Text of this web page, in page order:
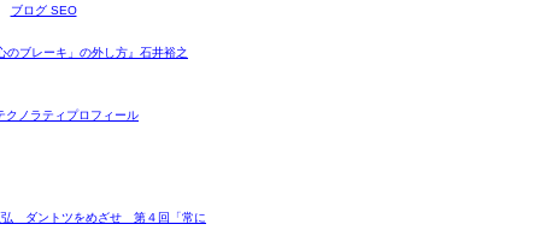
ブログ SEO
のブレーキ」の外し方』石井裕之
クノラティプロフィール
弘 ダントツをめざせ 第４回「常に